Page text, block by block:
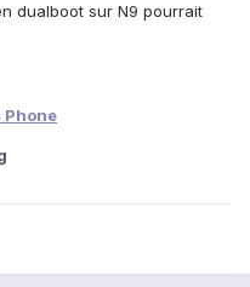
dualboot sur N9 pourrait
Phone